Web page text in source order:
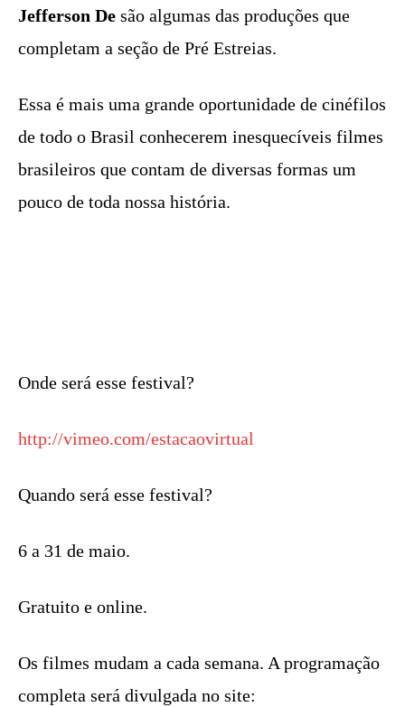
Jefferson De são algumas das produções que
completam a seção de Pré Estreias.
Essa é mais uma grande oportunidade de cinéfilos
de todo o Brasil conhecerem inesquecíveis filmes
brasileiros que contam de diversas formas um
pouco de toda nossa história.
Onde será esse festival?
http://vimeo.com/estacaovirtual
Quando será esse festival?
6 a 31 de maio.
Gratuito e online.
Os filmes mudam a cada semana. A programação
completa será divulgada no site: